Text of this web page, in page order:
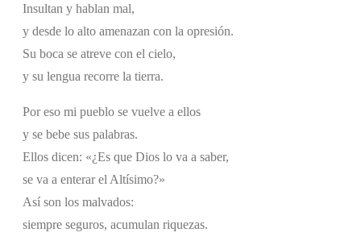
Insultan y hablan mal,
y desde lo alto amenazan con la opresión.
Su boca se atreve con el cielo,
y su lengua recorre la tierra.
Por eso mi pueblo se vuelve a ellos
y se bebe sus palabras.
Ellos dicen: «¿Es que Dios lo va a saber,
se va a enterar el Altísimo?»
Así son los malvados:
siempre seguros, acumulan riquezas.